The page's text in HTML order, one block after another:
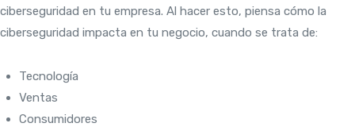
ciberseguridad en tu empresa. Al hacer esto, piensa cómo la
ciberseguridad impacta en tu negocio, cuando se trata de:
Tecnología
Ventas
Consumidores